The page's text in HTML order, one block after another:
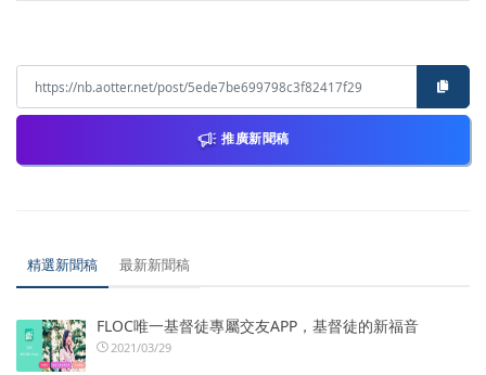
推廣新聞稿
精選新聞稿 最新新聞稿
FLOC唯一基督徒專屬交友APP，基督徒的新福音
2021/03/29